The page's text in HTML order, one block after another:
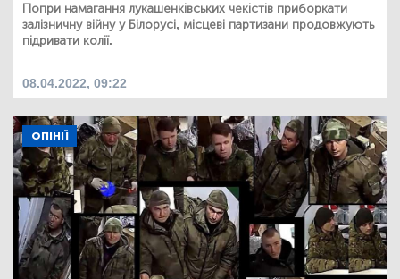
Попри намагання лукашенківських чекістів приборкати
залізничну війну у Білорусі, місцеві партизани продовжують
підривати колії.
08.04.2022, 09:22
ОПІНІЇ